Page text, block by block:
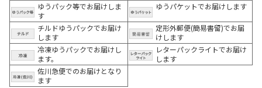
ゆうパック等でお届けしま
す
ゆうパケットでお届けします
チルドゆうパックでお届け
します
定形外郵便(簡易書留)でお届
けします
冷凍ゆうパックでお届けし
ます。
レターパックライトでお届け
します
佐川急便でのお届けとなり
ます